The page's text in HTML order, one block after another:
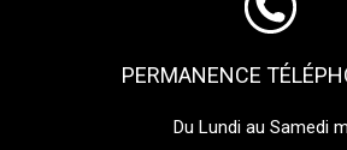
PERMANENCE
Du Lundi au Samedi